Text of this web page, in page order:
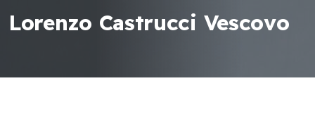
Lorenzo Castrucci Vescovo